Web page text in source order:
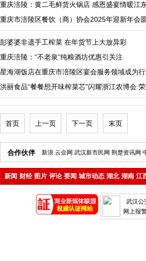
重庆涪陵：黄二毛鲜货火锅店 感恩盛宴情暖江
重庆市涪陵区餐饮（商）协会2025年迎新年会
彭婆婆非遗手工榨菜 在年货节上大放异彩
重庆涪陵：“不老泉”纯粮酒坊优惠引关注
星海湖饭店在重庆市涪陵区宴会服务领域成为
洪丽食品“餐餐想开味榨菜芯”闪耀浙江农博会
首页 上一页 下一页 末页
合作伙伴 新浪 云企网 武汉新市民网 荆楚资讯网
新闻 财经 图片 评论 要闻 城市动态 湖北 湖南 江
武汉公
网上报